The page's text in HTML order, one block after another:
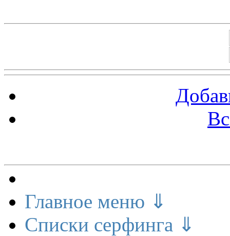
Главное меню ⇓
Списки серфинга ⇓